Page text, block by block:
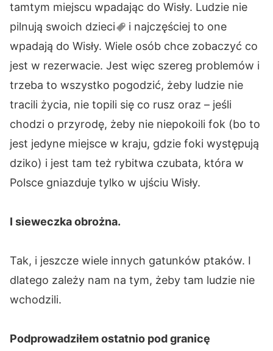
tamtym miejscu wpadając do Wisły. Ludzie nie
pilnują swoich dzieci
i najczęściej to one
wpadają do Wisły. Wiele osób chce zobaczyć co
jest w rezerwacie. Jest więc szereg problemów i
trzeba to wszystko pogodzić, żeby ludzie nie
tracili życia, nie topili się co rusz oraz – jeśli
chodzi o przyrodę, żeby nie niepokoili fok (bo to
jest jedyne miejsce w kraju, gdzie foki występują
dziko) i jest tam też rybitwa czubata, która w
Polsce gniazduje tylko w ujściu Wisły.
I sieweczka obrożna.
Tak, i jeszcze wiele innych gatunków ptaków. I
dlatego zależy nam na tym, żeby tam ludzie nie
wchodzili.
Podprowadziłem ostatnio pod granicę